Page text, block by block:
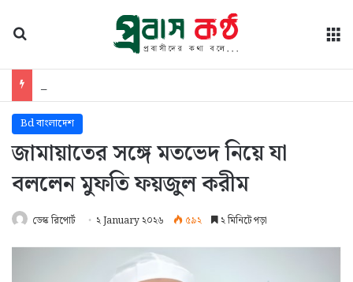
ছাত্র-জনতার ফতেহ গণভবনের গল্প: সিবগাতুল্লাহ
Bd বাংলাদেশ
জামায়াতের সঙ্গে মতভেদ নিয়ে যা
বললেন মুফতি ফয়জুল করীম
ডেস্ক রিপোর্ট ২ January ২০২৬ ৫৯২ ২ মিনিটে পড়া